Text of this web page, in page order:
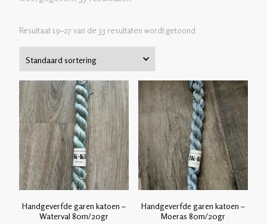
Resultaat 19–27 van de 33 resultaten wordt getoond
Handgeverfde garen katoen –
Waterval 80m/20gr
Handgeverfde garen katoen –
Moeras 80m/20gr